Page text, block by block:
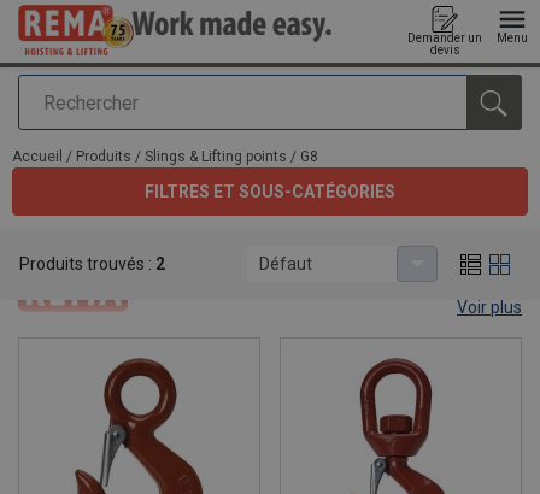
Rechercher
Demander un
devis
Menu
Ajouté au panier
Accueil / Produits / Slings & Lifting points / G8
FILTRES ET SOUS-CATÉGORIES
Grade 8 hooks.
If you're looking for Grade 8 hooks, you're at the right place.
Rema® offers two types of hooks. They both are different on top.
Check them out below.
Voir plus
Produits trouvés : 2 Défaut